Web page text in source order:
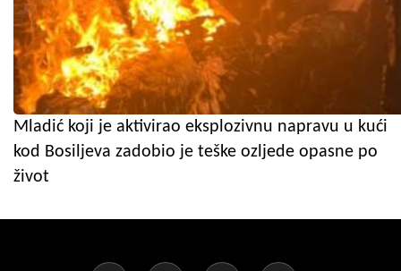
Mladić koji je aktivirao eksplozivnu napravu u kući
kod Bosiljeva zadobio je teške ozljede opasne po
život